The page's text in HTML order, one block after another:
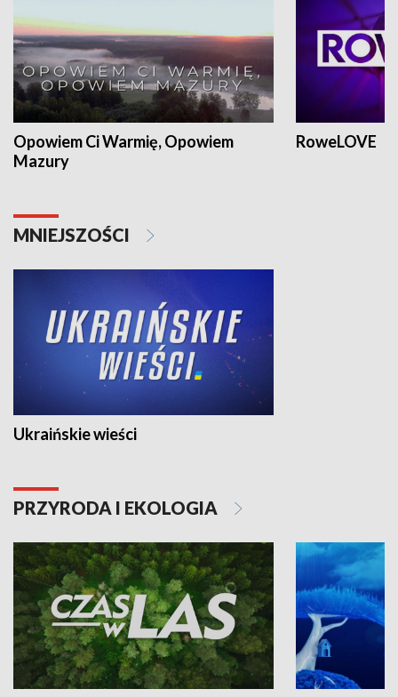
Opowiem Ci Warmię, Opowiem
Mazury
RoweLOVE
MNIEJSZOŚCI
Ukraińskie wieści
PRZYRODA I EKOLOGIA